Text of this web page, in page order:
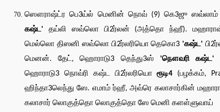
ஸௌராஷ்ட்ர பெ3ய்ல் மெனின் நொவ் (9) கெ3ஜு
கஷ்ட' தய்லி ஸவ்லொ பி2ர்லன் (அத்தொ ந்ஹீ).
மெல்லொ திஸனி ஸவ்லொ பி2ர்லரியொ தெகொ3 'கஷ்ட'
மெனன். தேட், ஹொராடு3 தெந்து3ஸ் 'நௌவரி கஷ்ட'
ஹொராடு3 நொவ்ரி கஷ்ட பி2ர்லரியொரூடி4 (பழக்கம்,
ஹிந்தா3லெந்து ஸே. எமாம் ர்ஹீ, அவ்ரெ கலாசார்கின்
கலாசார் லொகுத்தொ லொகுத்தொ ஸே மெனி களள்ளுவாய்